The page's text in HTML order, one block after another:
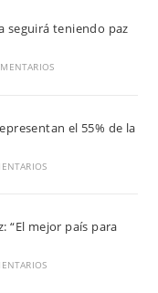
seguirá teniendo paz
el 55% de la
“El mejor país para